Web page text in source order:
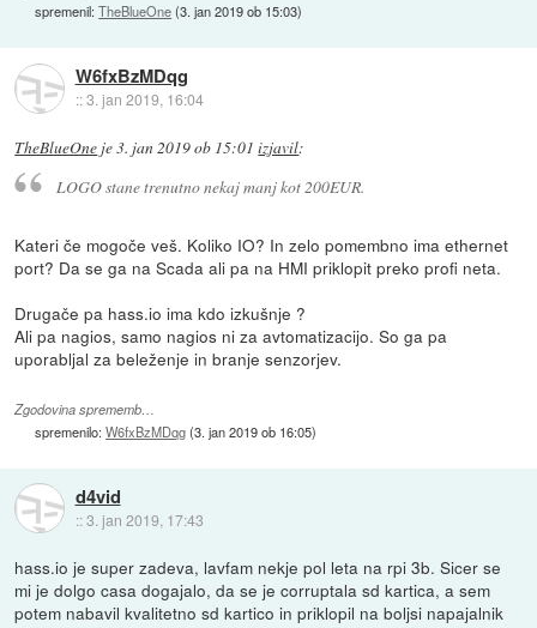
spremenil:TheBlueOne(3. jan 2019 ob 15:03)
W6fxBzMDqg
::3. jan 2019, 16:04
TheBlueOne je3. jan 2019 ob 15:01 izjavil:
LOGO stane trenutno nekaj manj kot 200EUR.
Kateri če mogoče veš. Koliko IO? In zelo pomembno ima ethernet
port? Da se ga na Scada ali pa na HMI priklopit preko profi neta.
Drugače pa hass.io ima kdo izkušnje ?
Ali pa nagios, samo nagios ni za avtomatizacijo. So ga pa
uporabljal za beleženje in branje senzorjev.
Zgodovina sprememb…
spremenilo:W6fxBzMDqg(3. jan 2019 ob 16:05)
d4vid
::3. jan 2019, 17:43
hass.io je super zadeva, lavfam nekje pol leta na rpi 3b. Sicer se
mi je dolgo casa dogajalo, da se je corruptala sd kartica, a sem
potem nabavil kvalitetno sd kartico in priklopil na boljsi napajalnik